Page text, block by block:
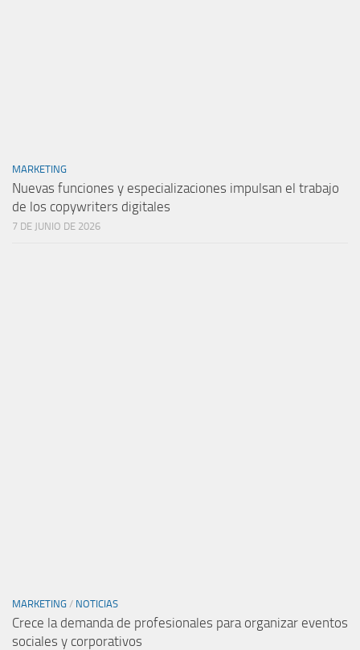
MARKETING
Nuevas funciones y especializaciones impulsan el trabajo
de los copywriters digitales
7 DE JUNIO DE 2026
MARKETING / NOTICIAS
Crece la demanda de profesionales para organizar eventos
sociales y corporativos